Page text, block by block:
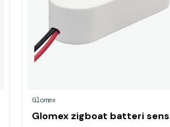
Glomex
Glomex zigboat batteri